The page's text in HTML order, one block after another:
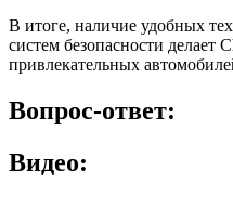
В итоге, наличие удобных
систем безопасности делает
привлекательных
Вопрос-ответ:
Видео: